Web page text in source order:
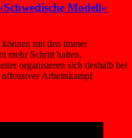
Modell«
mit den immer
mehr Schritt halten.
organisieren sich deshalb bei
Arbeitskampf